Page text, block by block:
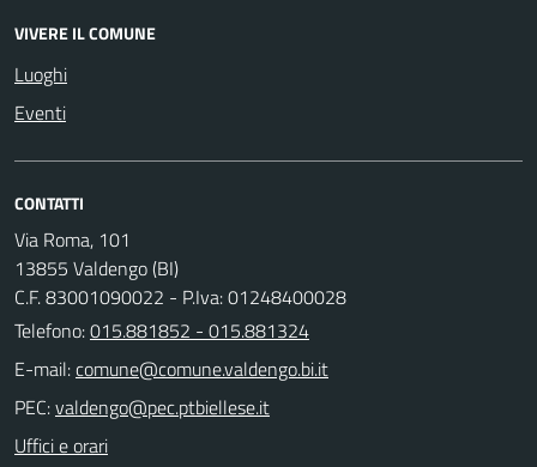
VIVERE IL COMUNE
Luoghi
Eventi
CONTATTI
Via Roma, 101
13855 Valdengo (BI)
C.F. 83001090022 - P.Iva: 01248400028
Telefono:015.881852 - 015.881324
E-mail:
PEC:
Uffici e orari